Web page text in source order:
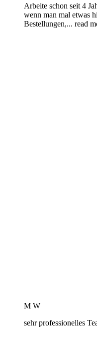
Arbeite schon seit 4
wenn man mal etwas
Bestellungen,... read
M W
sehr professionelles